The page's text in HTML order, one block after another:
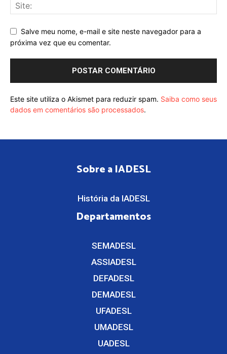
Salve meu nome, e-mail e site neste navegador para a
próxima vez que eu comentar.
Este site utiliza o Akismet para reduzir spam. Saiba como seus
dados em comentários são processados.
Sobre a IADESL
História da IADESL
Departamentos
SEMADESL
ASSIADESL
DEFADESL
DEMADESL
UFADESL
UMADESL
UADESL